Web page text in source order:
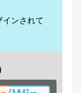
インされて